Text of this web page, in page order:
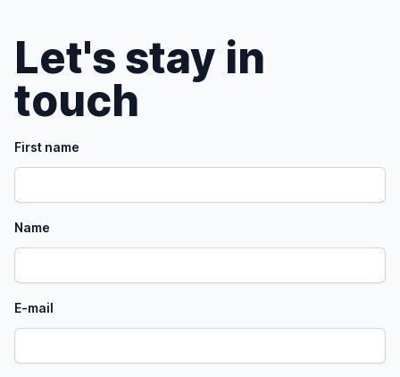
Let's stay in
touch
First name
Name
E-mail